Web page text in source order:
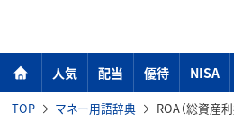
人気 配当 優待 NISA
TOP マネー用語辞典 ROA（総資産利